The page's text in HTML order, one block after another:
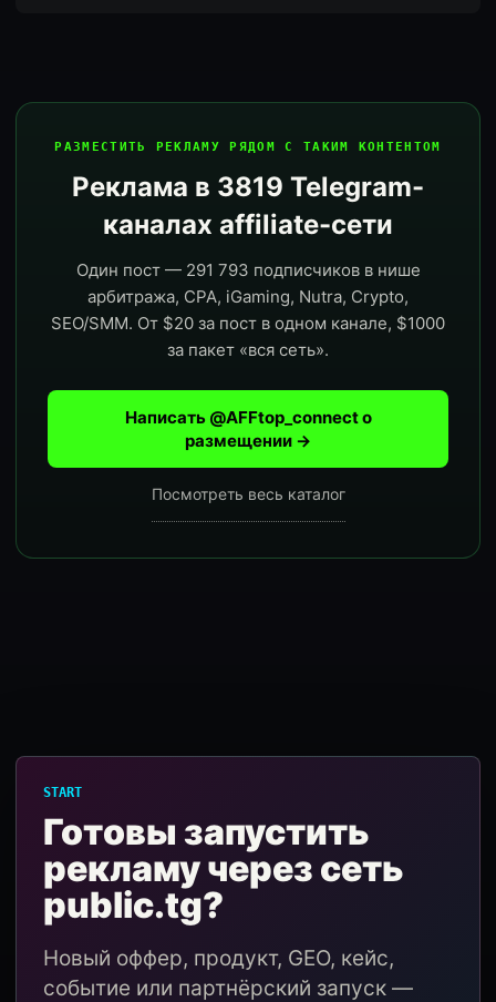
РАЗМЕСТИТЬ РЕКЛАМУ РЯДОМ С ТАКИМ КОНТЕНТОМ
Реклама в 3819 Telegram-
каналах affiliate-сети
Один пост — 291 793 подписчиков в нише
арбитража, CPA, iGaming, Nutra, Crypto,
SEO/SMM. От $20 за пост в одном канале, $1000
за пакет «вся сеть».
Написать @AFFtop_connect о
размещении →
Посмотреть весь каталог
START
Готовы запустить
рекламу через сеть
public.tg?
Новый оффер, продукт, GEO, кейс,
событие или партнёрский запуск —